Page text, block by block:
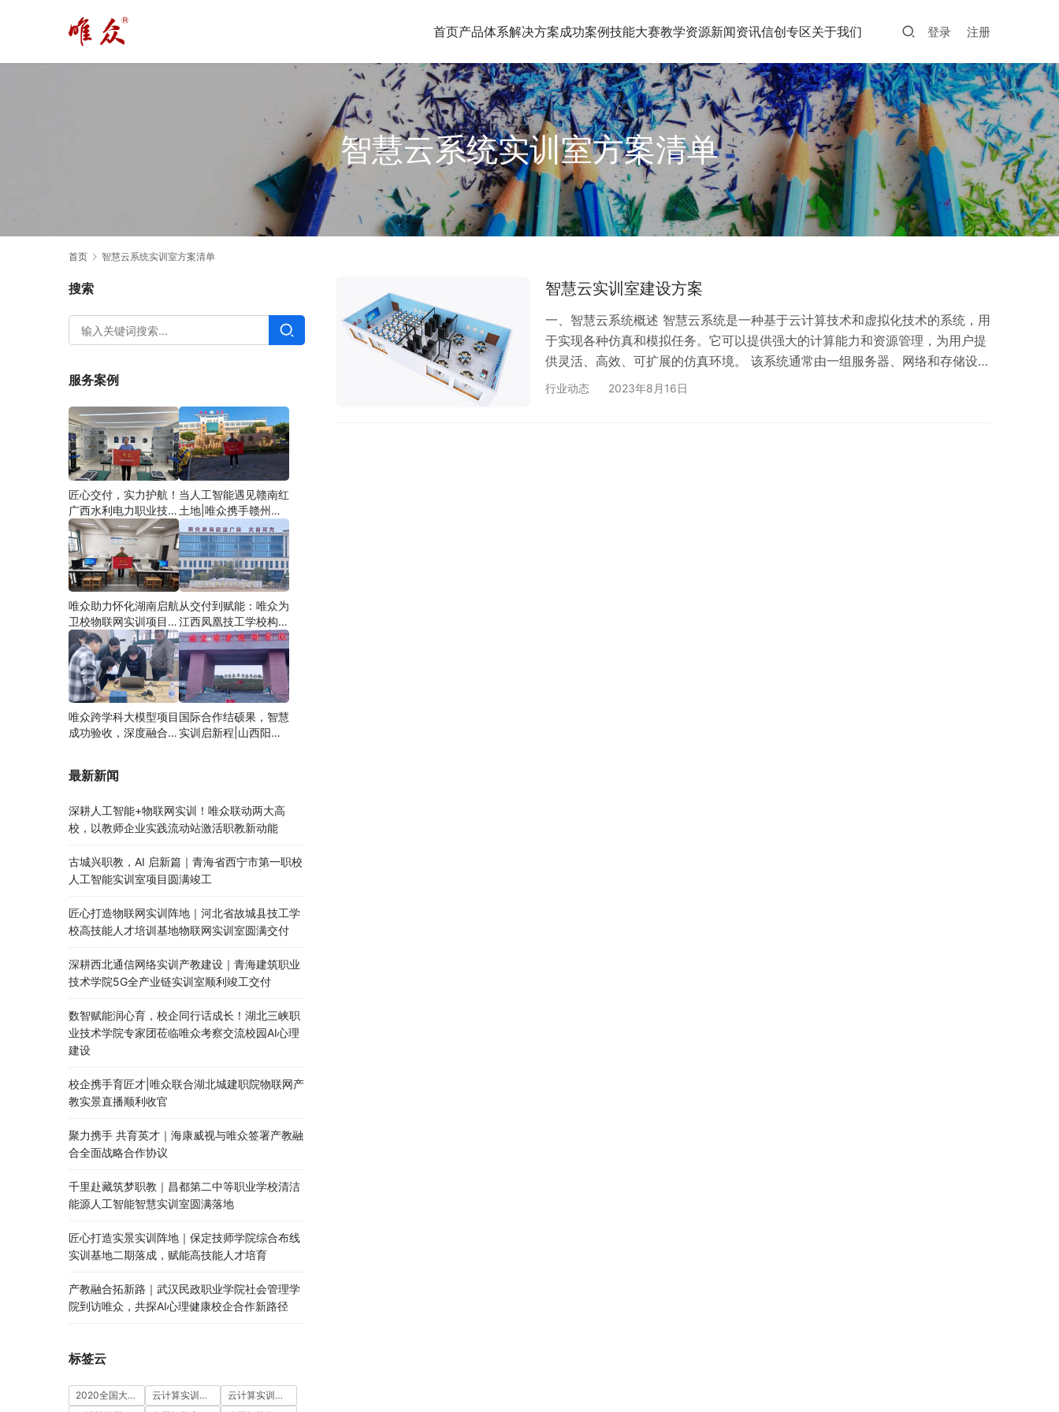
首页产品体系解决方案成功案例技能大赛教学资源新闻资讯信创专区关于我们 登录 注册
智慧云系统实训室方案清单
首页 智慧云系统实训室方案清单
智慧云实训室建设方案
一、智慧云系统概述 智慧云系统是一种基于云计算技术和虚拟化技术的系统，用
于实现各种仿真和模拟任务。它可以提供强大的计算能力和资源管理，为用户提
供灵活、高效、可扩展的仿真环境。 该系统通常由一组服务器、网络和存储设备
组成，这些设备可以被虚拟化和抽象化，以便更好地管理和分配资源。用户可以
行业动态 2023年8月16日
搜索
服务案例
匠心交付，实力护航！
广西水利电力职业技术
学院智慧建筑综合布线
实训项目圆满落地
当人工智能遇见赣南红
土地|唯众携手赣州农
校，开辟涉农职教
“AI+农业”新路径
唯众助力怀化湖南启航
卫校物联网实训项目圆
满交付，共筑医工融合
人才培养新生态
从交付到赋能：唯众为
江西凤凰技工学校构建
“教、学、做”一体化网
络实训环境
唯众跨学科大模型项目
成功验收，深度融合边
级
国际合作结硕果，智慧
实训启新程|山西阳泉
最新新闻
深耕人工智能+物联网实训！唯众联动两大高
校，以教师企业实践流动站激活职教新动能
古城兴职教，AI 启新篇｜青海省西宁市第一职校
人工智能实训室项目圆满竣工
匠心打造物联网实训阵地｜河北省故城县技工学
校高技能人才培训基地物联网实训室圆满交付
深耕西北通信网络实训产教建设｜青海建筑职业
技术学院5G全产业链实训室顺利竣工交付
数智赋能润心育，校企同行话成长！湖北三峡职
业技术学院专家团莅临唯众考察交流校园AI心理
建设
校企携手育匠才|唯众联合湖北城建职院物联网产
教实景直播顺利收官
聚力携手 共育英才｜海康威视与唯众签署产教融
合全面战略合作协议
千里赴藏筑梦职教｜昌都第二中等职业学校清洁
能源人工智能智慧实训室圆满落地
匠心打造实景实训阵地｜保定技师学院综合布线
实训基地二期落成，赋能高技能人才培育
产教融合拓新路｜武汉民政职业学院社会管理学
院到访唯众，共探AI心理健康校企合作新路径
标签云
2020全国大学生5G技术及应用大赛 云计算实训室建设方案
云计算实训平台